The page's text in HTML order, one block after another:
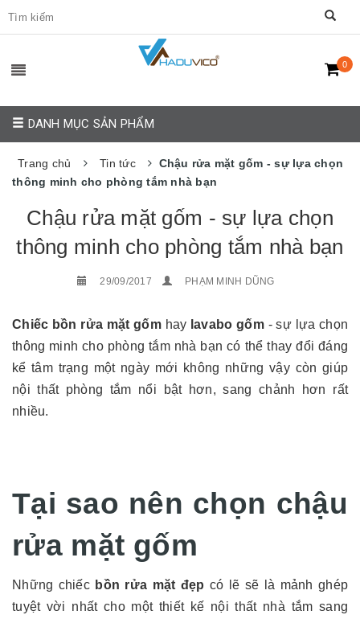
0
DANH MỤC SẢN PHẨM
Trang chủ Tin tức
Chậu rửa mặt gốm - sự lựa chọn
thông minh cho phòng tắm nhà bạn
Chậu rửa mặt gốm - sự lựa chọn
thông minh cho phòng tắm nhà bạn
29/09/2017 PHẠM MINH DŨNG
Chiếc bồn rửa mặt gốmhay lavabo gốm- sự lựa chọn
thông minh cho phòng tắm nhà bạn có thể thay đổi đáng
kể tâm trạng một ngày mới không những vậy còn giúp
nội thất phòng tắm nổi bật hơn, sang chảnh hơn rất
nhiều.
Tại sao nên chọn chậu
rửa mặt gốm
Những chiếc bồn rửa mặt đẹp có lẽ sẽ là mảnh ghép
tuyệt vời nhất cho một thiết kế nội thất nhà tắm sang